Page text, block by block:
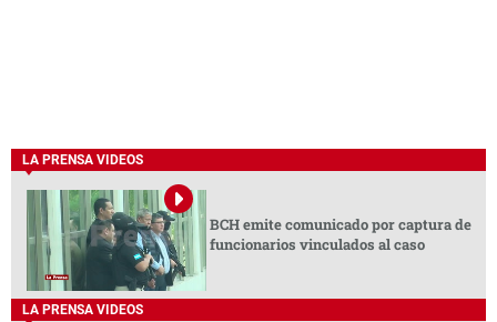
LA PRENSA VIDEOS
BCH emite comunicado por captura de
funcionarios vinculados al caso
LA PRENSA VIDEOS